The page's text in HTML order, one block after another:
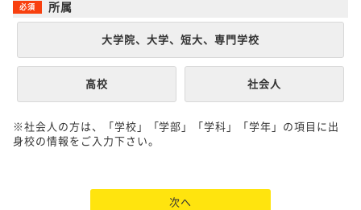
所属
大学院、大学、短大、専門学校
高校 社会人
※社会人の方は、「学校」「学部」「学科」「学年」の項目に出
身校の情報をご入力下さい。
次へ